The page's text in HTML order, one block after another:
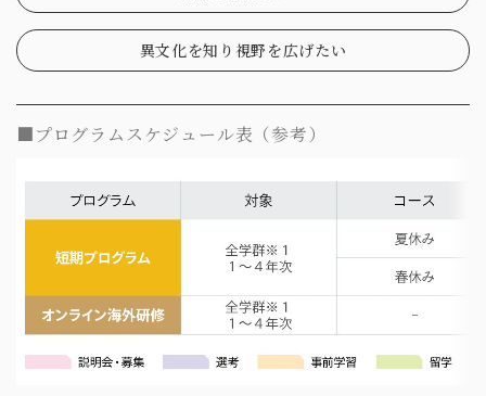
異文化を知り視野を広げたい
■プログラムスケジュール表（参考）